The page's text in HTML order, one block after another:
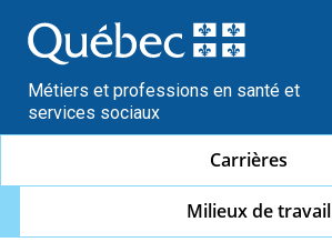
au
contenu
Métiers et professions en santé et
services sociaux
Carrières
Milieux de travail